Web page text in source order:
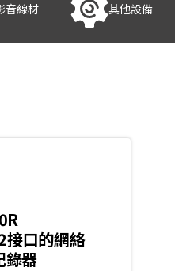
音線材 其他設備
接口的網絡
錄器